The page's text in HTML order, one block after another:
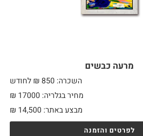
מרעה כבשים
השכרה: 850 ₪ לחודש
מחיר בגלריה: 17000 ₪
מבצע באתר:
₪ 14,500
לפרטים והזמנה